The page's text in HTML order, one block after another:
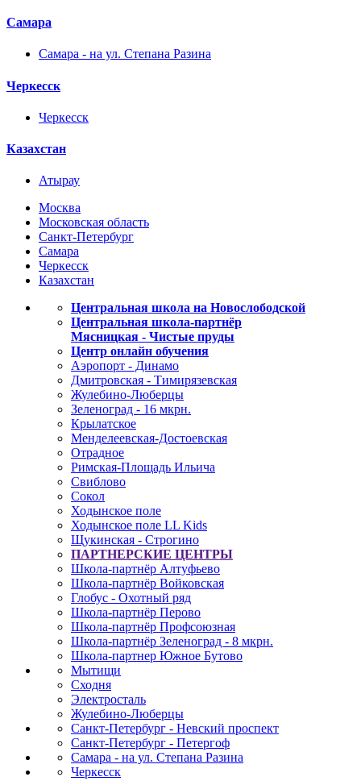
Самара
Самара - на ул. Степана Разина
Черкесск
Черкесск
Казахстан
Атырау
Москва
Московская область
Санкт-Петербург
Самара
Черкесск
Казахстан
Центральная школа на Новослободской
Центральная школа-партнёр
Мясницкая - Чистые пруды
Центр онлайн обучения
Аэропорт - Динамо
Дмитровская - Тимирязевская
Жулебино-Люберцы
Зеленоград - 16 мкрн.
Крылатское
Менделеевская-Достоевская
Отрадное
Римская-Площадь Ильича
Свиблово
Сокол
Ходынское поле
Ходынское поле LL Kids
Щукинская - Строгино
ПАРТНЕРСКИЕ ЦЕНТРЫ
Школа-партнёр Алтуфьево
Школа-партнёр Войковская
Глобус - Охотный ряд
Школа-партнёр Перово
Школа-партнёр Профсоюзная
Школа-партнёр Зеленоград - 8 мкрн.
Школа-партнер Южное Бутово
Мытищи
Сходня
Электросталь
Жулебино-Люберцы
Санкт-Петербург - Невский проспект
Санкт-Петербург - Петергоф
Самара - на ул. Степана Разина
Черкесск